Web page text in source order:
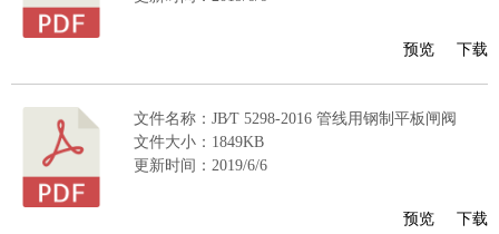
预览 下载
文件名称：JB∕T 5298-2016 管线用钢制平板闸阀
文件大小：1849KB
更新时间：2019/6/6
预览 下载